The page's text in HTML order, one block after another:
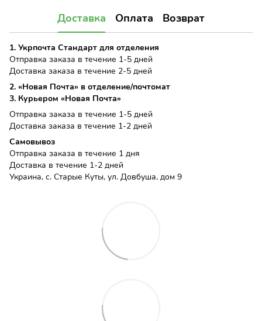
Доставка Оплата Возврат
1. Укрпочта Стандарт для отделения
Отправка заказа в течение 1-5 дней
Доставка заказа в течение 2-5 дней
2. «Новая Почта» в отделение/почтомат
3. Курьером «Новая Почта»
Отправка заказа в течение 1-5 дней
Доставка заказа в течение 1-2 дней
Самовывоз
Отправка заказа в течение 1 дня
Доставка в течение 1-2 дней
Украина, с. Старые Куты, ул. Довбуша, дом 9